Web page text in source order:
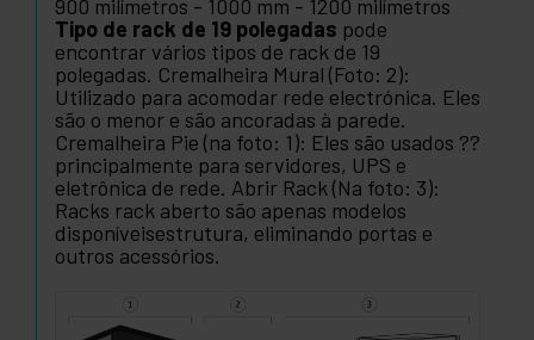
900 milímetros - 1000 mm - 1200 milímetros
Tipo de rack de 19 polegadas pode
encontrar vários tipos de rack de 19
polegadas. Cremalheira Mural (Foto: 2):
Utilizado para acomodar rede electrónica. Eles
são o menor e são ancoradas à parede.
Cremalheira Pie (na foto: 1): Eles são usados ??
principalmente para servidores, UPS e
eletrônica de rede. Abrir Rack (Na foto: 3):
Racks rack aberto são apenas modelos
disponíveisestrutura, eliminando portas e
outros acessórios.